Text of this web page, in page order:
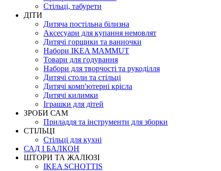
Стільці, табурети
ДІТИ
Дитяча постільна білизна
Аксесуари для купання немовлят
Дитячі горщики та ванночки
Набори IKEA MAMMUT
Товари для годування
Набори для творчості та рукоділля
Дитячі столи та стільці
Дитячі комп'ютерні крісла
Дитячі килимки
Іграшки для дітей
ЗРОБИ САМ
Приладдя та інструменти для зборки
СТІЛЬЦІ
Стільці для кухні
САД І БАЛКОН
ШТОРИ ТА ЖАЛЮЗІ
IKEA SCHOTTIS